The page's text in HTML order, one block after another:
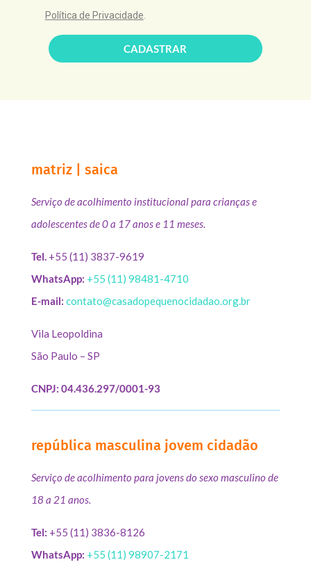
Política de Privacidade
CADASTRAR
matriz | saica
Serviço de acolhimento institucional para crianças e
adolescentes de 0 a 17 anos e 11 meses.
Tel.+55 (11) 3837-9619
WhatsApp: +55 (11) 98481-4710
E-mail: contato@casadopequenocidadao.org.br
Vila Leopoldina
São Paulo – SP
CNPJ: 04.436.297/0001-93
república masculina jovem cidadão
Serviço de acolhimento para jovens do sexo masculino de
18 a 21 anos.
Tel: +55 (11) 3836-8126
WhatsApp: +55 (11) 98907-2171